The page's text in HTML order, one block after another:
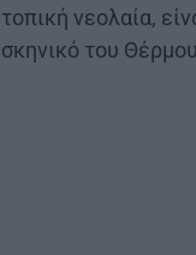
τοπική νεολαία,
σκηνικό του